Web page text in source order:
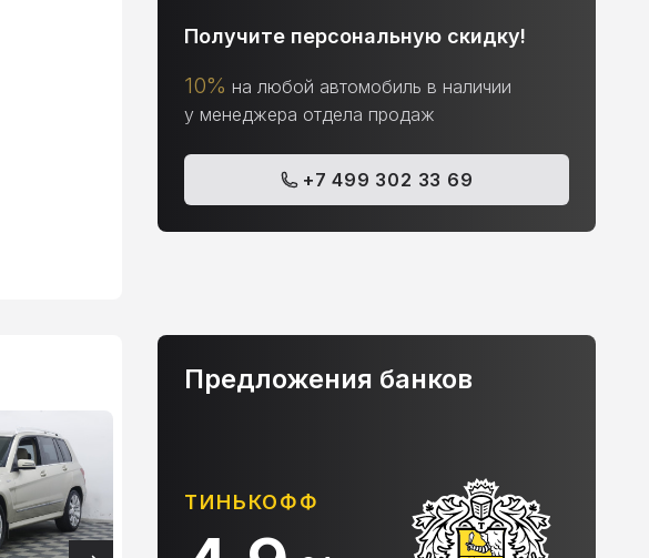
Получите персональную скидку!
10% на любой автомобиль в наличии
у менеджера отдела продаж
+7 499 302 33 69
АЛЬФА-БАНК
Предложения банков